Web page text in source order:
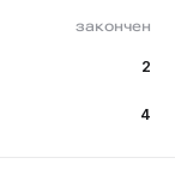
закончен
2
4